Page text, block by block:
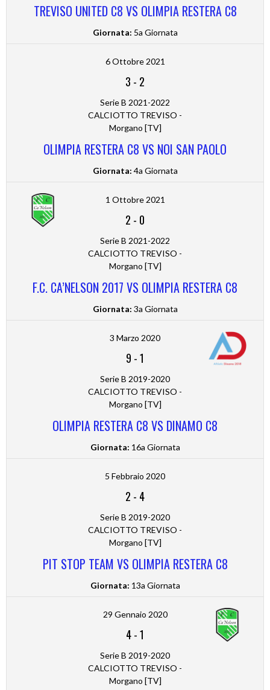
TREVISO UNITED C8 VS OLIMPIA RESTERA C8
Giornata: 5a Giornata
6 Ottobre 2021
3 - 2
Serie B 2021-2022
CALCIOTTO TREVISO -
Morgano [TV]
OLIMPIA RESTERA C8 VS NOI SAN PAOLO
Giornata: 4a Giornata
1 Ottobre 2021
2 - 0
Serie B 2021-2022
CALCIOTTO TREVISO -
Morgano [TV]
F.C. CA’NELSON 2017 VS OLIMPIA RESTERA C8
Giornata: 3a Giornata
3 Marzo 2020
9 -1
Serie B 2019-2020
CALCIOTTO TREVISO -
Morgano [TV]
OLIMPIA RESTERA C8 VS DINAMO C8
Giornata: 16a Giornata
5 Febbraio 2020
2 - 4
Serie B 2019-2020
CALCIOTTO TREVISO -
Morgano [TV]
PIT STOP TEAM VS OLIMPIA RESTERA C8
Giornata: 13a Giornata
29 Gennaio 2020
4-1
Serie B 2019-2020
CALCIOTTO TREVISO -
Morgano [TV]